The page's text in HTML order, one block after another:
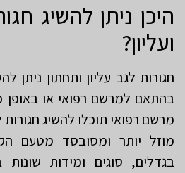
היכן ניתן להשיג
ועליון?
חגורות לגב עליון ותחתון ניתן
בהתאם למרשם רפואי או באופן
מרשם רפואי תוכלו להשיג חגורות
מוזל יותר ומסובסד מטעם
בגדלים, סוגים ומידות